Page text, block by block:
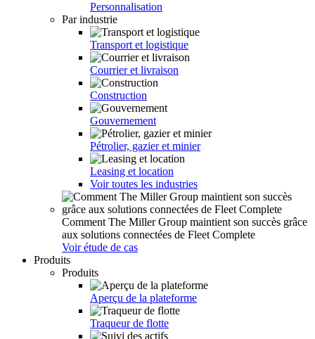
Personnalisation
Par industrie
Transport et logistique
Courrier et livraison
Construction
Gouvernement
Pétrolier, gazier et minier
Leasing et location
Voir toutes les industries
Comment The Miller Group maintient son succès grâce
aux solutions connectées de Fleet Complete
Voir étude de cas
Produits
Produits
Aperçu de la plateforme
Traqueur de flotte